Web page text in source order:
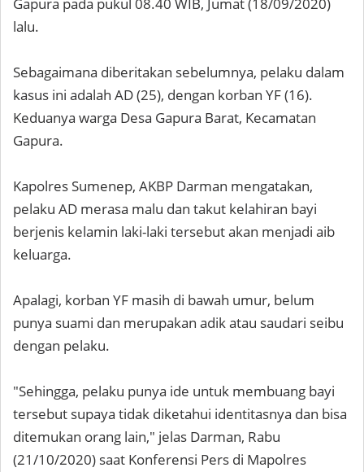
Gapura pada pukul 08.40 WIB, Jumat (18/09/2020)
lalu.
Sebagaimana diberitakan sebelumnya, pelaku dalam
kasus ini adalah AD (25), dengan korban YF (16).
Keduanya warga Desa Gapura Barat, Kecamatan
Gapura.
Kapolres Sumenep, AKBP Darman mengatakan,
pelaku AD merasa malu dan takut kelahiran bayi
berjenis kelamin laki-laki tersebut akan menjadi aib
keluarga.
Apalagi, korban YF masih di bawah umur, belum
punya suami dan merupakan adik atau saudari seibu
dengan pelaku.
"Sehingga, pelaku punya ide untuk membuang bayi
tersebut supaya tidak diketahui identitasnya dan bisa
ditemukan orang lain," jelas Darman, Rabu
(21/10/2020) saat Konferensi Pers di Mapolres